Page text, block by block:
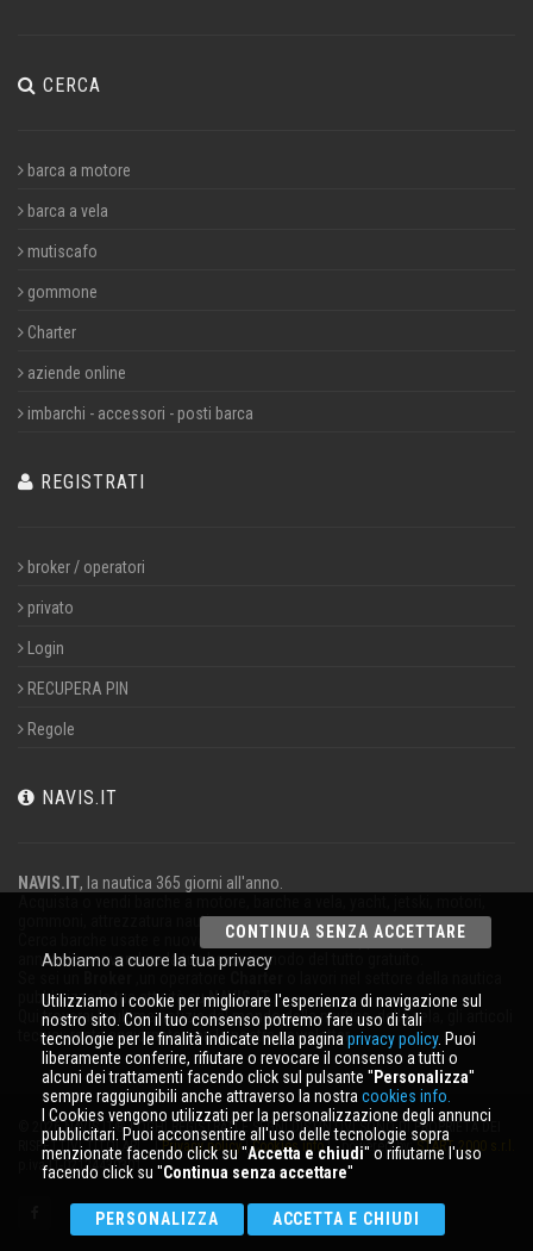
CERCA
barca a motore
barca a vela
mutiscafo
gommone
Charter
aziende online
imbarchi - accessori - posti barca
REGISTRATI
broker / operatori
privato
Login
RECUPERA PIN
Regole
NAVIS.IT
NAVIS.IT, la nautica 365 giorni all'anno.
gommoni, attrezzatura nautica.
Cerca barche usate e nuove nel nostro database oppure pubblica un
annuncio per vendere la tua barca in modo del tutto gratuito.
pubblicizza la tua attività suNAVIS.IT
Qui troverai le ultime notizie dal mondo della nautica, della vela, gli articoli
tecnici; resta aggiornato con la nostra newsletter.
© 2026 NAVIS.IT® LOGHI REGISTRATI E SEGNI DISTINTIVI SONO DI PROPRIETÀ DEI
RISPETTIVI TITOLARI. |Privacy policy|Cookies info| powered by:START 2000 s.r.l.
p.iva IT-02134430301
CONTINUA SENZA ACCETTARE
Abbiamo a cuore la tua privacy
Utilizziamo i cookie per migliorare l'esperienza di navigazione sul
nostro sito. Con il tuo consenso potremo fare uso di tali
tecnologie per le finalità indicate nella pagina privacy policy. Puoi
liberamente conferire, rifiutare o revocare il consenso a tutti o
alcuni dei trattamenti facendo click sul pulsante '' Personalizza''
sempre raggiungibili anche attraverso la nostra cookies info.
I Cookies vengono utilizzati per la personalizzazione degli annunci
pubblicitari. Puoi acconsentire all'uso delle tecnologie sopra
menzionate facendo click su ''Accetta e chiudi'' o rifiutarne l'uso
facendo click su ''Continua senza accettare''
PERSONALIZZA ACCETTA E CHIUDI